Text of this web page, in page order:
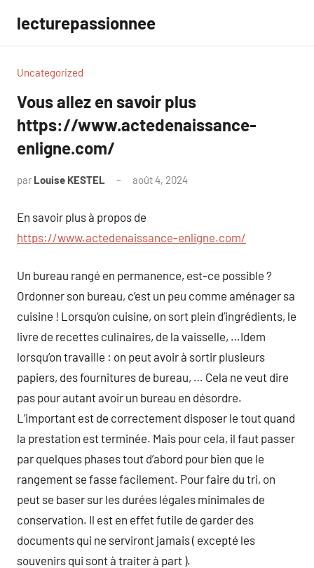
contenu
lecturepassionnee
Uncategorized
Vous allez en savoir plus
https://www.actedenaissance-
enligne.com/
par Louise KESTEL août 4, 2024
En savoir plus à propos de
https://www.actedenaissance-enligne.com/
Un bureau rangé en permanence, est-ce possible ?
Ordonner son bureau, c’est un peu comme aménager sa
cuisine ! Lorsqu’on cuisine, on sort plein d’ingrédients, le
livre de recettes culinaires, de la vaisselle, …Idem
lorsqu’on travaille : on peut avoir à sortir plusieurs
papiers, des fournitures de bureau, … Cela ne veut dire
pas pour autant avoir un bureau en désordre.
L’important est de correctement disposer le tout quand
la prestation est terminée. Mais pour cela, il faut passer
par quelques phases tout d’abord pour bien que le
rangement se fasse facilement. Pour faire du tri, on
peut se baser sur les durées légales minimales de
conservation. Il est en effet futile de garder des
documents qui ne serviront jamais ( excepté les
souvenirs qui sont à traiter à part ).